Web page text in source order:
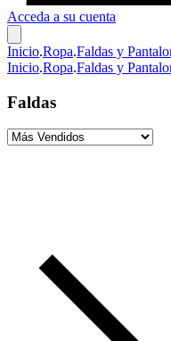
Acceda a su cuenta
Inicio.Ropa.Faldas y
Inicio.Ropa.Faldas y
Faldas